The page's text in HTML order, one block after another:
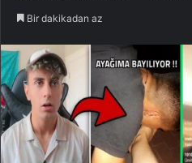
Bir dakikadan az